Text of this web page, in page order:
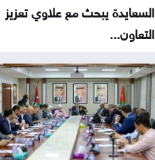
السعايدة يبحث مع علاوي تعزيز
التعاون...